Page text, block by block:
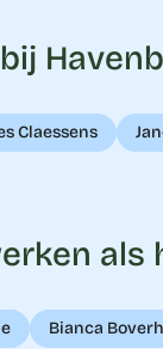
Claessens
als
Bianca